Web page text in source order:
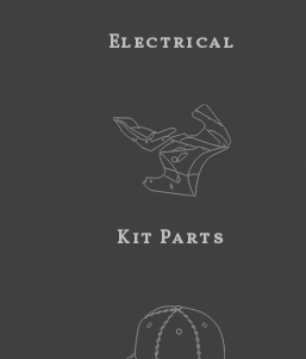
Electrical
Kit Parts